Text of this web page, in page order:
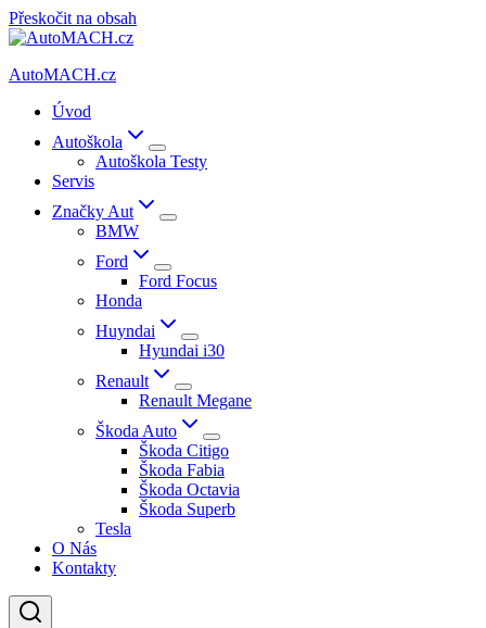
Přeskočit na obsah
AutoMACH.cz
Úvod
Autoškola
Autoškola Testy
Servis
Značky Aut
BMW
Ford
Ford Focus
Honda
Huyndai
Hyundai i30
Renault
Renault Megane
Škoda Auto
Škoda Citigo
Škoda Fabia
Škoda Octavia
Škoda Superb
Tesla
O Nás
Kontakty